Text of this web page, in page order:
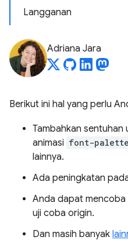
Langganan
Adriana Jara
Berikut ini hal yang perlu
Tambahkan
animasi font-palette
lainnya.
Ada peningkatan
Anda dapat mencoba
uji coba origin.
Dan masih banyak